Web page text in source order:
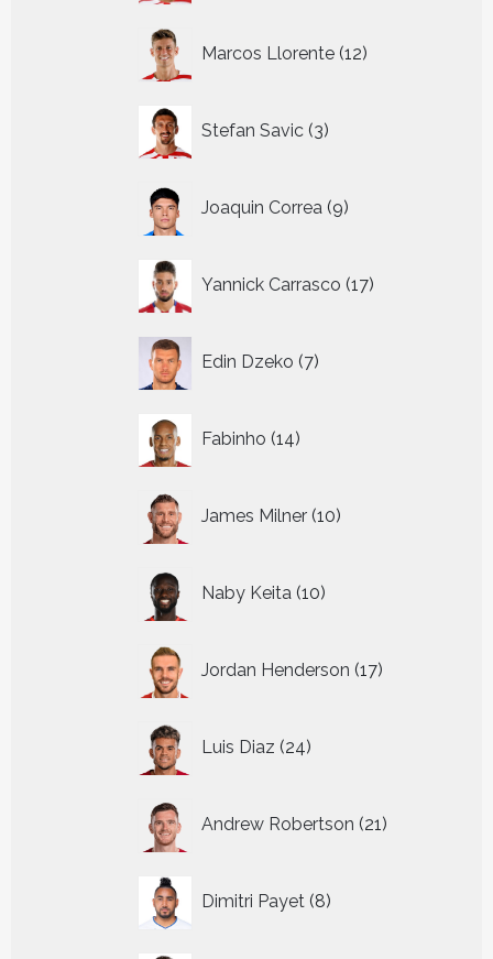
Marcos Llorente 12
producten
Stefan Savic 3
producten
Joaquin Correa 9
producten
Yannick Carrasco 17
producten
Edin Dzeko 7
producten
Fabinho 14
producten
James Milner 10
producten
Naby Keita 10
producten
Jordan Henderson 17
producten
Luis Diaz 24
producten
Andrew Robertson 21
producten
Dimitri Payet 8
producten